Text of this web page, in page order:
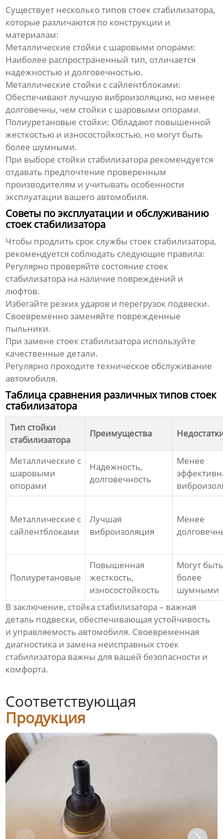
Существует несколько типов стоек стабилизатора,
которые различаются по конструкции и
материалам:
Металлические стойки с шаровыми опорами:
Наиболее распространенный тип, отличается
надежностью и долговечностью.
Металлические стойки с сайлентблоками:
Обеспечивают лучшую виброизоляцию, но менее
долговечны, чем стойки с шаровыми опорами.
Полиуретановые стойки: Обладают повышенной
жесткостью и износостойкостью, но могут быть
более шумными.
При выборе стойки стабилизатора рекомендуется
отдавать предпочтение проверенным
производителям и учитывать особенности
эксплуатации вашего автомобиля.
Советы по эксплуатации и обслуживанию
стоек стабилизатора
Чтобы продлить срок службы стоек стабилизатора,
рекомендуется соблюдать следующие правила:
Регулярно проверяйте состояние стоек
стабилизатора на наличие повреждений и
люфтов.
Избегайте резких ударов и перегрузок подвески.
Своевременно заменяйте поврежденные
пыльники.
При замене стоек стабилизатора используйте
качественные детали.
Регулярно проходите техническое обслуживание
автомобиля.
Таблица сравнения различных типов стоек
стабилизатора
Тип стойки
стабилизатора
Преимущества
Металлические с
шаровыми
опорами
Надежность,
долговечность
Менее
Металлические с
сайлентблоками
Лучшая
виброизоляция
Менее
Полиуретановые
Повышенная
жесткость,
износостойкость
Могут
более
шумными
В заключение, стойка стабилизатора – важная
деталь подвески, обеспечивающая устойчивость
и управляемость автомобиля. Своевременная
диагностика и замена неисправных стоек
стабилизатора важны для вашей безопасности и
комфорта.
Соответствующая
Продукция